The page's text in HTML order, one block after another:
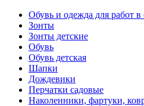
Обувь и одежда для работ в
Зонты
Зонты детские
Обувь
Обувь детская
Шапки
Дождевики
Перчатки садовые
Наколенники, фартуки,